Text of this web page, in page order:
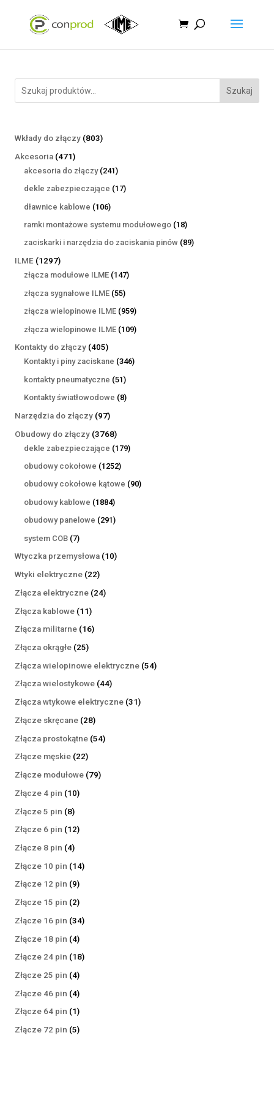
Szukaj
Wkłady do złączy 803803
Akcesoria 471471
produktów
akcesoria do złączy 241241
produktów
dekle zabezpieczające 1717
dławnice kablowe 106106
produktów
ramki montażowe systemu modułowego 1818
produktów
zaciskarki i narzędzia do zaciskania pinów 8989
ILME 12971297
produktów
złącza modułowe ILME 147147
złącza sygnałowe ILME 5555
produktów
złącza wielopinowe ILME 959959
produktów
złącza wielopinowe ILME 109109
Kontakty do złączy 405405
produktów
Kontakty i piny zaciskane 346346
kontakty pneumatyczne 5151
produktów
Kontakty światłowodowe 88
Narzędzia do złączy 9797
produktów
Obudowy do złączy 37683768
produktów
dekle zabezpieczające 179179
obudowy cokołowe 12521252
produkty
obudowy cokołowe kątowe 9090
obudowy kablowe 18841884
produkty
obudowy panelowe 291291
system COB 77
produktów
Wtyczka przemysłowa 1010
Wtyki elektryczne 2222
produkty
Złącza elektryczne 2424
Złącza kablowe 1111
produktów
Złącza militarne 1616
Złącza okrągłe 2525
produktów
Złącza wielopinowe elektryczne 5454
Złącza wielostykowe 4444
produkty
Złącza wtykowe elektryczne 3131
Złącze skręcane 2828
produktów
Złącza prostokątne 5454
Złącze męskie 2222
produkty
Złącze modułowe 7979
Złącze 4 pin 1010
Złącze 5 pin 88
produktów
Złącze 6 pin 1212
Złącze 8 pin 44
produkty
Złącze 10 pin 1414
Złącze 12 pin 99
produktów
Złącze 15 pin 22
produkty
Złącze 16 pin 3434
Złącze 18 pin 44
produkty
Złącze 24 pin 1818
Złącze 25 pin 44
produkty
Złącze 46 pin 44
produkty
Złącze 64 pin 11
produkt
Złącze 72 pin 55